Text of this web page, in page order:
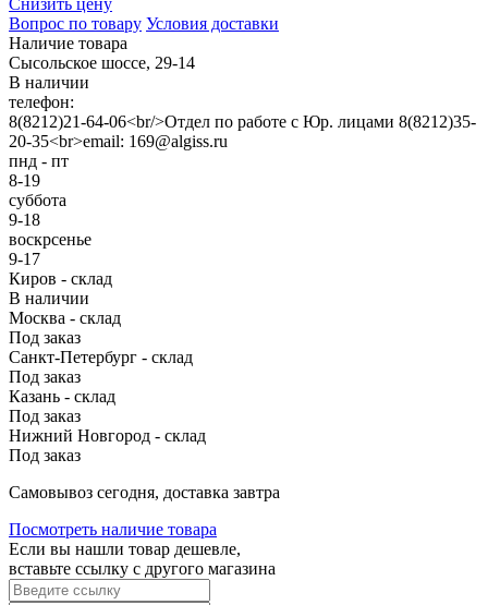
Снизить цену
Вопрос по товару Условия доставки
Наличие товара
Сысольское шоссе, 29-14
В наличии
телефон:
8(8212)21-64-06<br/>Отдел по работе с Юр. лицами 8(8212)35-
20-35<br>email: 169@algiss.ru
пнд - пт
8-19
суббота
9-18
воскрсенье
9-17
Киров - склад
В наличии
Москва - склад
Под заказ
Санкт-Петербург - склад
Под заказ
Казань - склад
Под заказ
Нижний Новгород - склад
Под заказ
Cамовывоз сегодня, доставка завтра
Посмотреть наличие товара
Если вы нашли товар дешевле,
вставьте ссылку с другого магазина